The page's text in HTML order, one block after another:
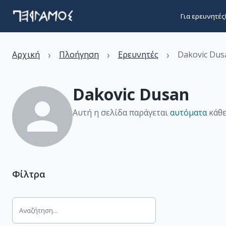
Για ερευνητές
Αρχική › Πλοήγηση › Ερευνητές › Dakovic
Dakovic Dusan
Αυτή η σελίδα παράγεταιαυτόματα
Φίλτρα